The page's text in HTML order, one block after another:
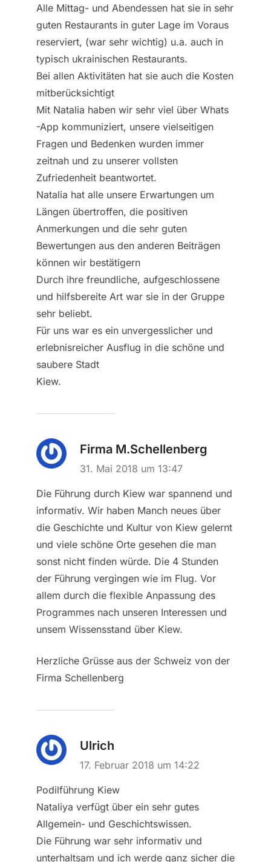
Alle Mittag- und Abendessen hat sie in sehr
guten Restaurants in guter Lage im Voraus
reserviert, (war sehr wichtig) u.a. auch in
typisch ukrainischen Restaurants.
Bei allen Aktivitäten hat sie auch die Kosten
mitberücksichtigt
Mit Natalia haben wir sehr viel über Whats
-App kommuniziert, unsere vielseitigen
Fragen und Bedenken wurden immer
zeitnah und zu unserer vollsten
Zufriedenheit beantwortet.
Natalia hat alle unsere Erwartungen um
Längen übertroffen, die positiven
Anmerkungen und die sehr guten
Bewertungen aus den anderen Beiträgen
können wir bestätigern
Durch ihre freundliche, aufgeschlossene
und hilfsbereite Art war sie in der Gruppe
sehr beliebt.
Für uns war es ein unvergesslicher und
erlebnisreicher Ausflug in die schöne und
saubere Stadt
Kiew.
Firma M.Schellenberg
31. Mai 2018 um 13:47
Die Führung durch Kiew war spannend und
informativ. Wir haben Manch neues über
die Geschichte und Kultur von Kiew gelernt
und viele schöne Orte gesehen die man
sonst nicht finden würde. Die 4 Stunden
der Führung vergingen wie im Flug. Vor
allem durch die flexible Anpassung des
Programmes nach unseren Interessen und
unsem Wissensstand über Kiew.
Herzliche Grüsse aus der Schweiz von der
Firma Schellenberg
Ulrich
17. Februar 2018 um 14:22
Podilführung Kiew
Nataliya verfügt über ein sehr gutes
Allgemein- und Geschichtswissen.
Die Führung war sehr informativ und
unterhaltsam und ich werde ganz sicher die